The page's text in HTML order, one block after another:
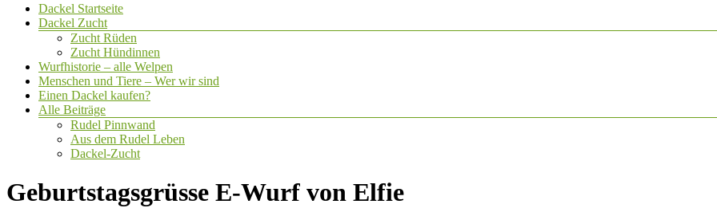
Dackel Startseite
Dackel Zucht
Zucht Rüden
Zucht Hündinnen
Wurfhistorie – alle Welpen
Menschen und Tiere – Wer wir sind
Einen Dackel kaufen?
Alle Beiträge
Rudel Pinnwand
Aus dem Rudel Leben
Dackel-Zucht
Geburtstagsgrüsse E-Wurf von Elfie